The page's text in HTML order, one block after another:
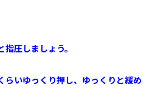
圧しましょう。
らいゆっくり押し、ゆっくりと緩め